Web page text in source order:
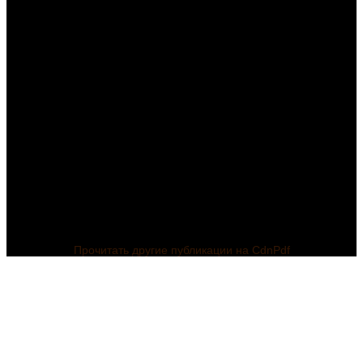
Прочитать другие публикации на CdnPdf